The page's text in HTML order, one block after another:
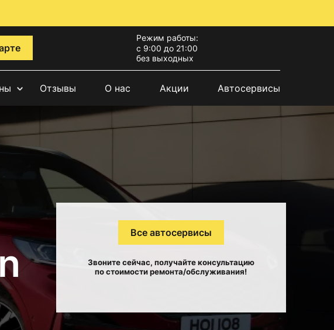
Режим работы:
с 9:00 до 21:00
без выходных
Отзывы О нас Акции Автосервисы
Все автосервисы
Звоните сейчас, получайте консультацию
по стоимости ремонта/обслуживания!